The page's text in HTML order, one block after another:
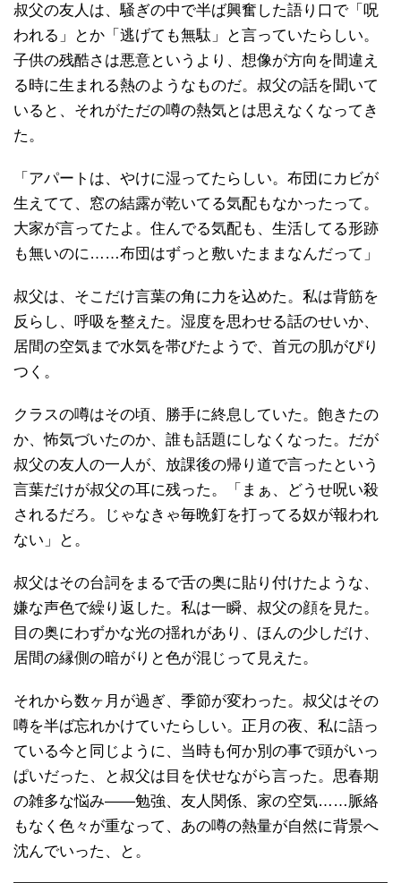
叔父の友人は、騒ぎの中で半ば興奮した語り口で「呪
われる」とか「逃げても無駄」と言っていたらしい。
子供の残酷さは悪意というより、想像が方向を間違え
る時に生まれる熱のようなものだ。叔父の話を聞いて
いると、それがただの噂の熱気とは思えなくなってき
た。
「アパートは、やけに湿ってたらしい。布団にカビが
生えてて、窓の結露が乾いてる気配もなかったって。
大家が言ってたよ。住んでる気配も、生活してる形跡
も無いのに……布団はずっと敷いたままなんだって」
叔父は、そこだけ言葉の角に力を込めた。私は背筋を
反らし、呼吸を整えた。湿度を思わせる話のせいか、
居間の空気まで水気を帯びたようで、首元の肌がぴり
つく。
クラスの噂はその頃、勝手に終息していた。飽きたの
か、怖気づいたのか、誰も話題にしなくなった。だが
叔父の友人の一人が、放課後の帰り道で言ったという
言葉だけが叔父の耳に残った。「まぁ、どうせ呪い殺
されるだろ。じゃなきゃ毎晩釘を打ってる奴が報われ
ない」と。
叔父はその台詞をまるで舌の奥に貼り付けたような、
嫌な声色で繰り返した。私は一瞬、叔父の顔を見た。
目の奥にわずかな光の揺れがあり、ほんの少しだけ、
居間の縁側の暗がりと色が混じって見えた。
それから数ヶ月が過ぎ、季節が変わった。叔父はその
噂を半ば忘れかけていたらしい。正月の夜、私に語っ
ている今と同じように、当時も何か別の事で頭がいっ
ぱいだった、と叔父は目を伏せながら言った。思春期
の雑多な悩み――勉強、友人関係、家の空気……脈絡
もなく色々が重なって、あの噂の熱量が自然に背景へ
沈んでいった、と。